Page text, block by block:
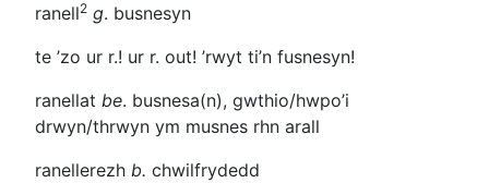
ranell2 g. busnesyn
te ’zo ur r.! ur r. out! ’rwyt ti’n fusnesyn!
ranellat be. busnesa(n), gwthio/hwpo’i
drwyn/thrwyn ym musnes rhn arall
ranellerezh b. chwilfrydedd